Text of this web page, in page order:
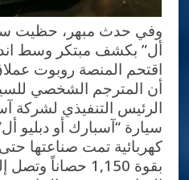
وفي حدث مبهر، حظيت
أل” بكشف مبتكر وسط
اقتحم المنصة روبوت
أن المترجم الشخصي
الرئيس التنفيذي لشركة
سيارة “آسبارك أو دبليو
كهربائية تمت صناعتها